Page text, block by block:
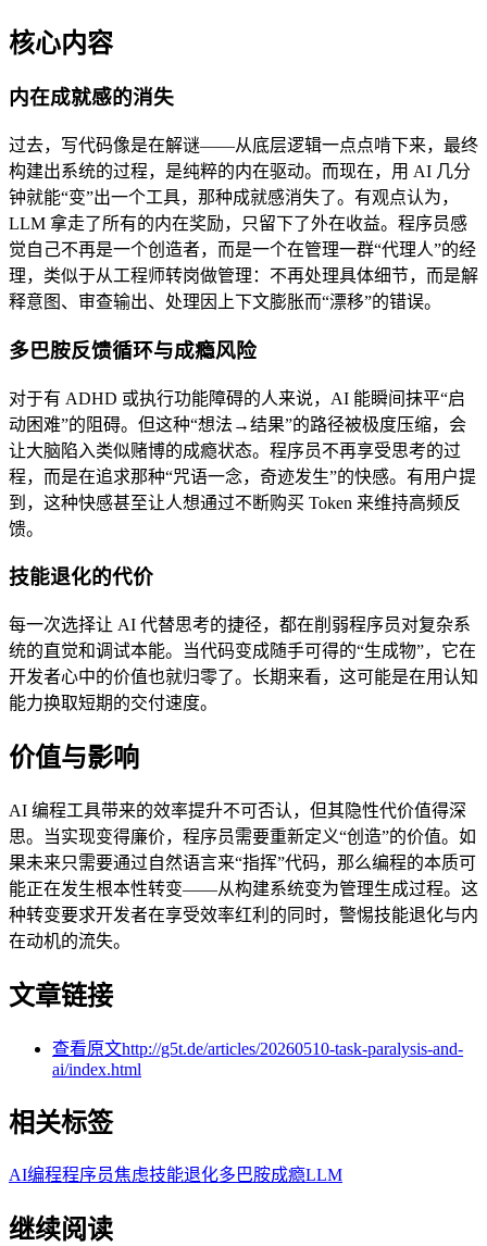
核心内容
内在成就感的消失
过去，写代码像是在解谜——从底层逻辑一点点啃下来，最终
构建出系统的过程，是纯粹的内在驱动。而现在，用 AI 几分
钟就能“变”出一个工具，那种成就感消失了。有观点认为，
LLM 拿走了所有的内在奖励，只留下了外在收益。程序员感
觉自己不再是一个创造者，而是一个在管理一群“代理人”的经
理，类似于从工程师转岗做管理：不再处理具体细节，而是解
释意图、审查输出、处理因上下文膨胀而“漂移”的错误。
多巴胺反馈循环与成瘾风险
对于有 ADHD 或执行功能障碍的人来说，AI 能瞬间抹平“启
动困难”的阻碍。但这种“想法→结果”的路径被极度压缩，会
让大脑陷入类似赌博的成瘾状态。程序员不再享受思考的过
程，而是在追求那种“咒语一念，奇迹发生”的快感。有用户提
到，这种快感甚至让人想通过不断购买 Token 来维持高频反
馈。
技能退化的代价
每一次选择让 AI 代替思考的捷径，都在削弱程序员对复杂系
统的直觉和调试本能。当代码变成随手可得的“生成物”，它在
开发者心中的价值也就归零了。长期来看，这可能是在用认知
能力换取短期的交付速度。
价值与影响
AI 编程工具带来的效率提升不可否认，但其隐性代价值得深
思。当实现变得廉价，程序员需要重新定义“创造”的价值。如
果未来只需要通过自然语言来“指挥”代码，那么编程的本质可
能正在发生根本性转变——从构建系统变为管理生成过程。这
种转变要求开发者在享受效率红利的同时，警惕技能退化与内
在动机的流失。
文章链接
查看原文http://g5t.de/articles/20260510-task-paralysis-and-
ai/index.html
相关标签
AI编程程序员焦虑技能退化多巴胺成瘾LLM
继续阅读